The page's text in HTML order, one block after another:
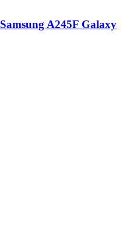
A245F Galaxy